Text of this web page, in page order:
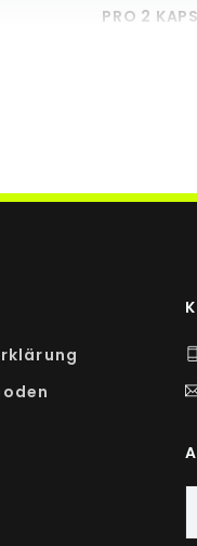
PRO 2